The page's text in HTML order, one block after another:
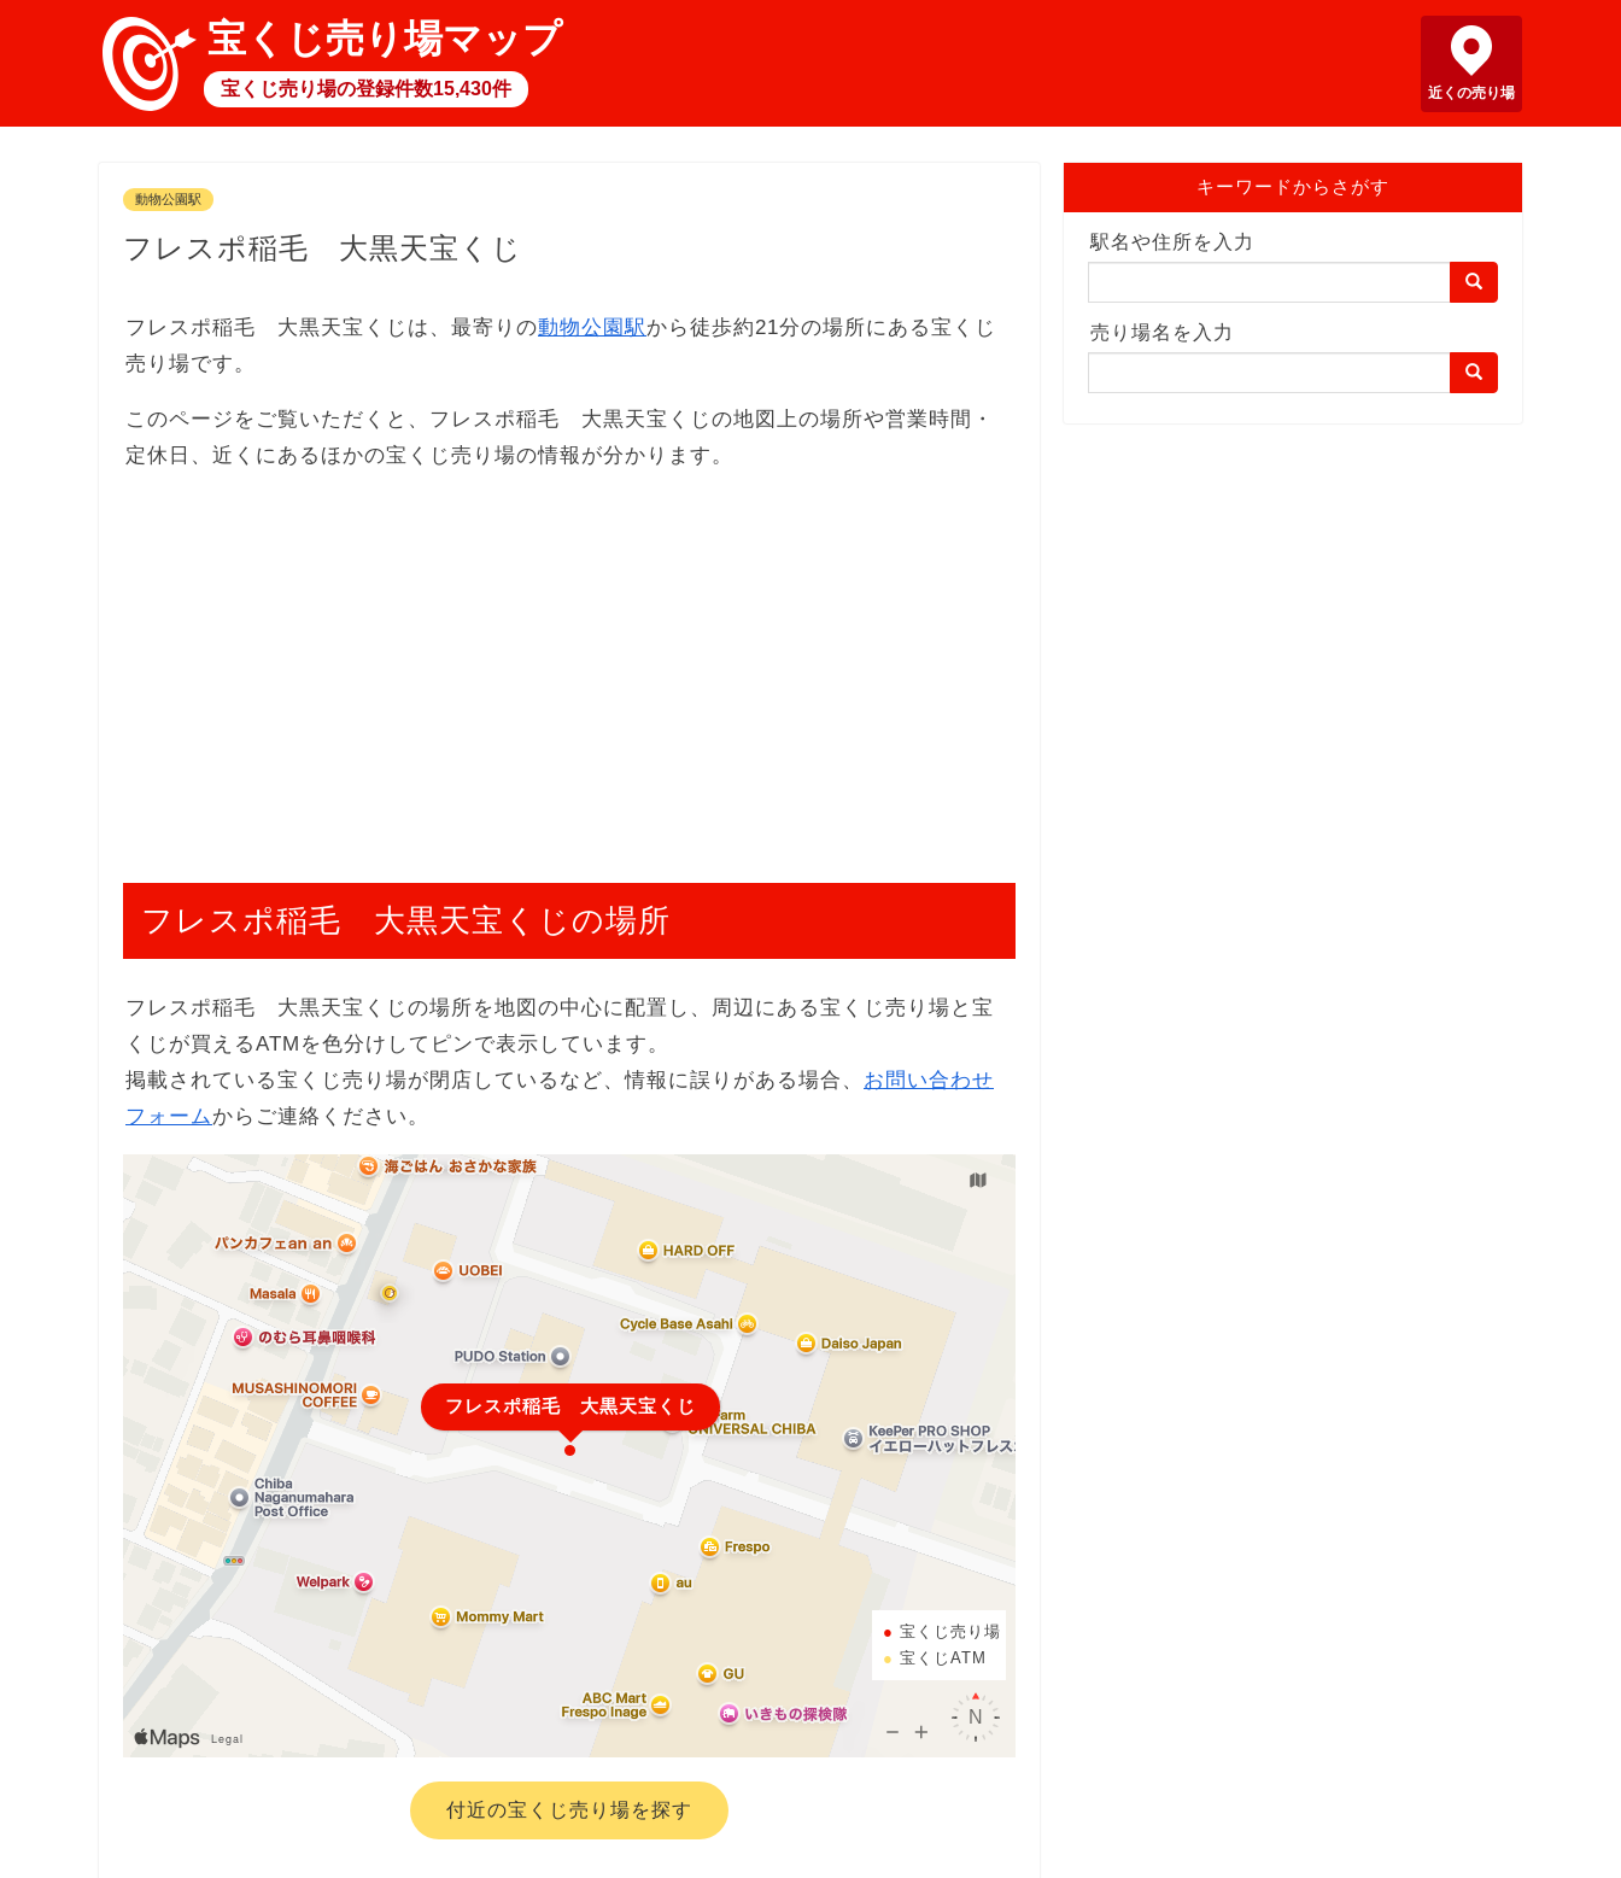
宝くじ売り場マップ
宝くじ売り場の登録件数15,430件 近くの売り場
動物公園駅
フレスポ稲毛 大黒天宝くじ
フレスポ稲毛 大黒天宝くじは、最寄りの動物公園駅から徒歩約21分の場所にある宝くじ
売り場です。
このページをご覧いただくと、フレスポ稲毛 大黒天宝くじの地図上の場所や営業時間・
定休日、近くにあるほかの宝くじ売り場の情報が分かります。
フレスポ稲毛 大黒天宝くじの場所
フレスポ稲毛 大黒天宝くじの場所を地図の中心に配置し、周辺にある宝くじ売り場と宝
くじが買えるATMを色分けしてピンで表示しています。
掲載されている宝くじ売り場が閉店しているなど、情報に誤りがある場合、 お問い合わせ
フォーム からご連絡ください。
フレスポ稲毛 大黒天宝くじ
宝くじ売り場
宝くじATM
付近の宝くじ売り場を探す
キーワードからさがす
駅名や住所を入力
売り場名を入力